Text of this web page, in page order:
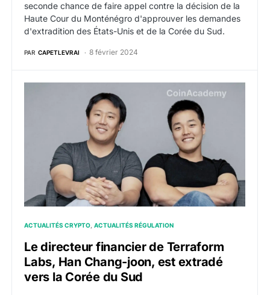
seconde chance de faire appel contre la décision de la
Haute Cour du Monténégro d'approuver les demandes
d'extradition des États-Unis et de la Corée du Sud.
PAR CAPETLEVRAI 8 février 2024
Le directeur financier de Terraform Labs, Han
ACTUALITÉS CRYPTO ACTUALITÉS RÉGULATION
Le directeur financier de Terraform
Labs, Han Chang-joon, est extradé
vers la Corée du Sud